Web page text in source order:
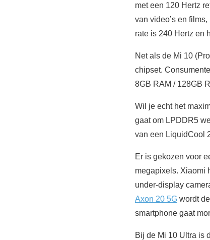
met een 120 Hertz
van video’s en
rate is 240 Hertz en
Net als de Mi 10
chipset.
8GB RAM / 128GB
Wil je echt het
gaat om LPDDR5
van een LiquidCool
Er is gekozen voor
megapixels. Xiaomi
under-display
Axon 20 5G wordt
smartphone gaat
Bij de Mi 10 Ultra is